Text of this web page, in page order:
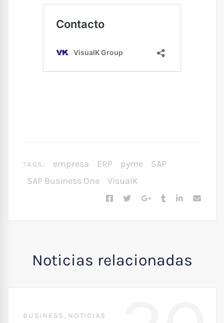
TAGS: empresa ERP pyme
SAP
SAP Business One
VisualK
Noticias relacionadas
BUSINESS , NOTICIAS